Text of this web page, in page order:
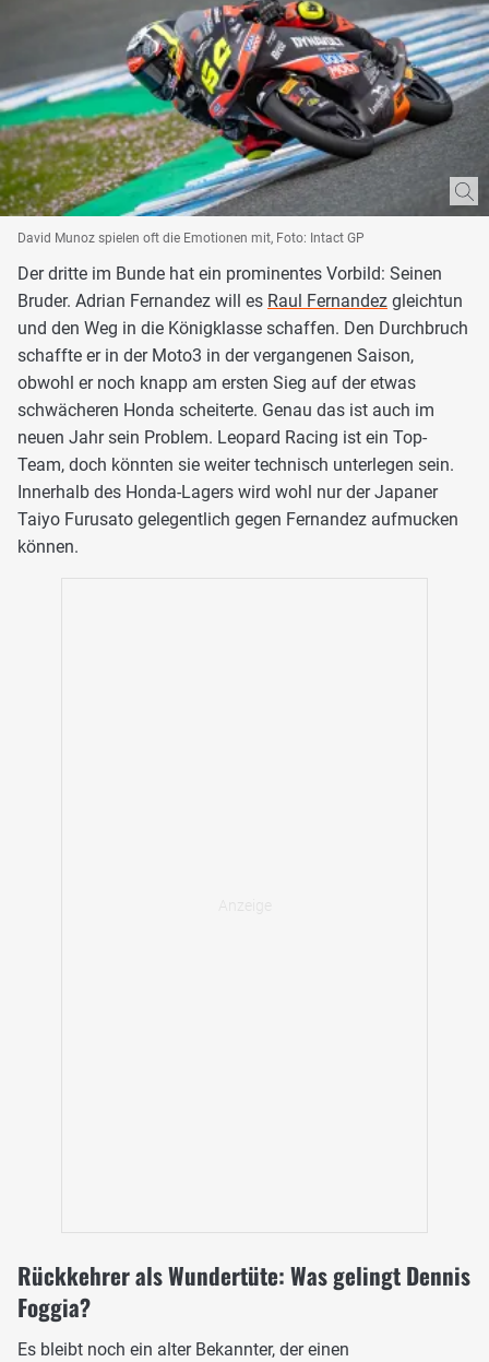
David Munoz spielen oft die Emotionen mit, Foto: Intact GP
Der dritte im Bunde hat ein prominentes Vorbild: Seinen
Bruder. Adrian Fernandez will es Raul Fernandez gleichtun
und den Weg in die Königklasse schaffen. Den Durchbruch
schaffte er in der Moto3 in der vergangenen Saison,
obwohl er noch knapp am ersten Sieg auf der etwas
schwächeren Honda scheiterte. Genau das ist auch im
neuen Jahr sein Problem. Leopard Racing ist ein Top-
Team, doch könnten sie weiter technisch unterlegen sein.
Innerhalb des Honda-Lagers wird wohl nur der Japaner
Taiyo Furusato gelegentlich gegen Fernandez aufmucken
können.
Rückkehrer als Wundertüte: Was gelingt Dennis
Foggia?
Es bleibt noch ein alter Bekannter, der einen